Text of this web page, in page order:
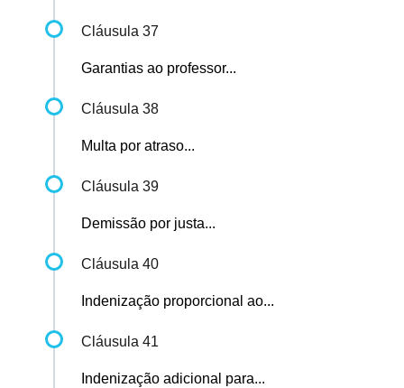
Cláusula 37
Garantias ao professor...
Cláusula 38
Multa por atraso...
Cláusula 39
Demissão por justa...
Cláusula 40
Indenização proporcional ao...
Cláusula 41
Indenização adicional para...